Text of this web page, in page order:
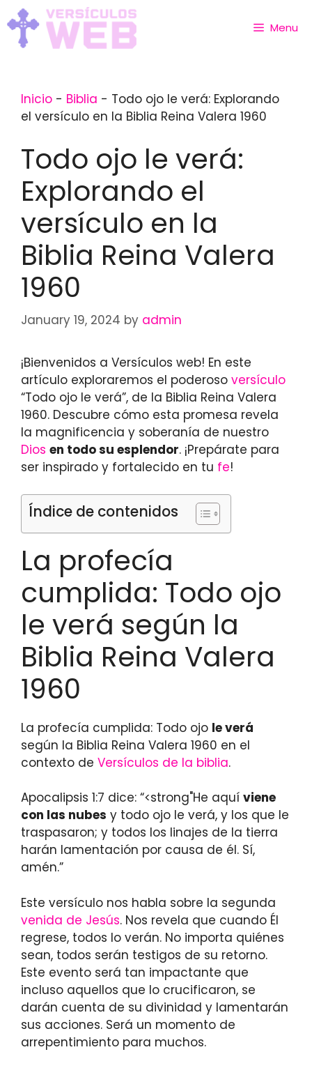
Skip
to
content
Menu
Inicio - Biblia - Todo ojo le verá: Explorando
el versículo en la Biblia Reina Valera 1960
Todo ojo le verá:
Explorando el
versículo en la
Biblia Reina Valera
1960
January 19, 2024 by admin
¡Bienvenidos a Versículos web! En este
artículo exploraremos el poderoso versículo
“Todo ojo le verá”, de la Biblia Reina Valera
1960. Descubre cómo esta promesa revela
la magnificencia y soberanía de nuestro
Dios en todo su esplendor. ¡Prepárate para
ser inspirado y fortalecido en tu fe!
Índice de contenidos
La profecía
cumplida: Todo ojo
le verá según la
Biblia Reina Valera
1960
La profecía cumplida: Todo ojo le verá
según la Biblia Reina Valera 1960 en el
contexto de Versículos de la biblia.
Apocalipsis 1:7 dice: “<strong"He aquí viene
con las nubes y todo ojo le verá, y los que le
traspasaron; y todos los linajes de la tierra
harán lamentación por causa de él. Sí,
amén.”
Este versículo nos habla sobre la segunda
venida de Jesús. Nos revela que cuando Él
regrese, todos lo verán. No importa quiénes
sean, todos serán testigos de su retorno.
Este evento será tan impactante que
incluso aquellos que lo crucificaron, se
darán cuenta de su divinidad y lamentarán
sus acciones. Será un momento de
arrepentimiento para muchos.